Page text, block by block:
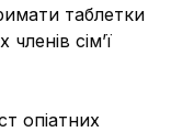
таблетки
сім’ї
опіатних